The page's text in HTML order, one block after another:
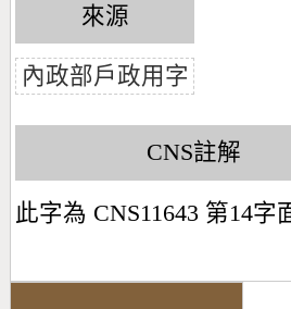
來源
內政部戶政用字
CNS註解
此字為 CNS11643 第14字